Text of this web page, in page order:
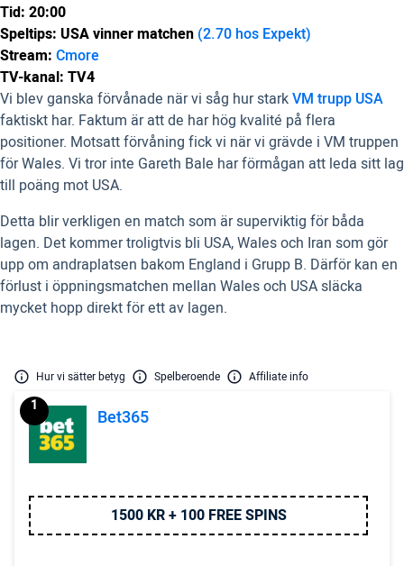
Tid: 20:00
Speltips: USA vinner matchen (2.70 hos Expekt)
Stream: Cmore
TV-kanal: TV4
Vi blev ganska förvånade när vi såg hur starkVM trupp USA
faktiskt har. Faktum är att de har hög kvalité på flera
positioner. Motsatt förvåning fick vi när vi grävde i VM truppen
för Wales. Vi tror inte Gareth Bale har förmågan att leda sitt lag
till poäng mot USA.
Detta blir verkligen en match som är superviktig för båda
lagen. Det kommer troligtvis bli USA, Wales och Iran som gör
upp om andraplatsen bakom England i Grupp B. Därför kan en
förlust i öppningsmatchen mellan Wales och USA släcka
mycket hopp direkt för ett av lagen.
Hur vi sätter betyg Spelberoende Affiliate info
Bet365
1
1500 KR + 100 FREE SPINS